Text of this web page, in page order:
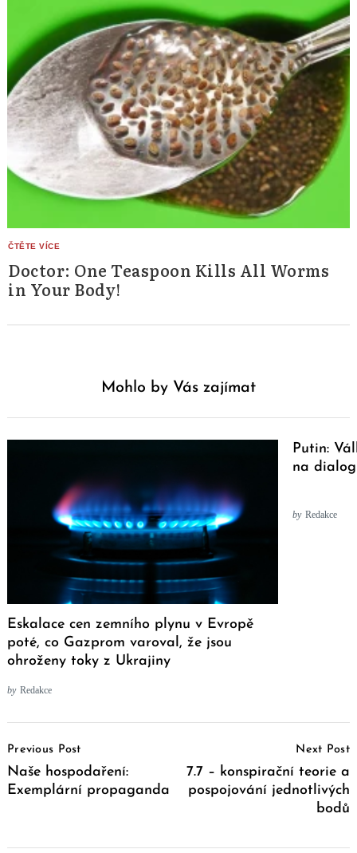
Doctor: One Teaspoon Kills All Worms
in Your Body!
Mohlo by Vás zajímat
Eskalace cen zemního plynu v Evropě
poté, co Gazprom varoval, že jsou
ohroženy toky z Ukrajiny
by Redakce
Putin:
na
by Redakce
Navigation
Previous Post
Naše hospodaření:
Exemplární propaganda
Next Post
7.7 – konspirační teorie a
pospojování jednotlivých
bodů